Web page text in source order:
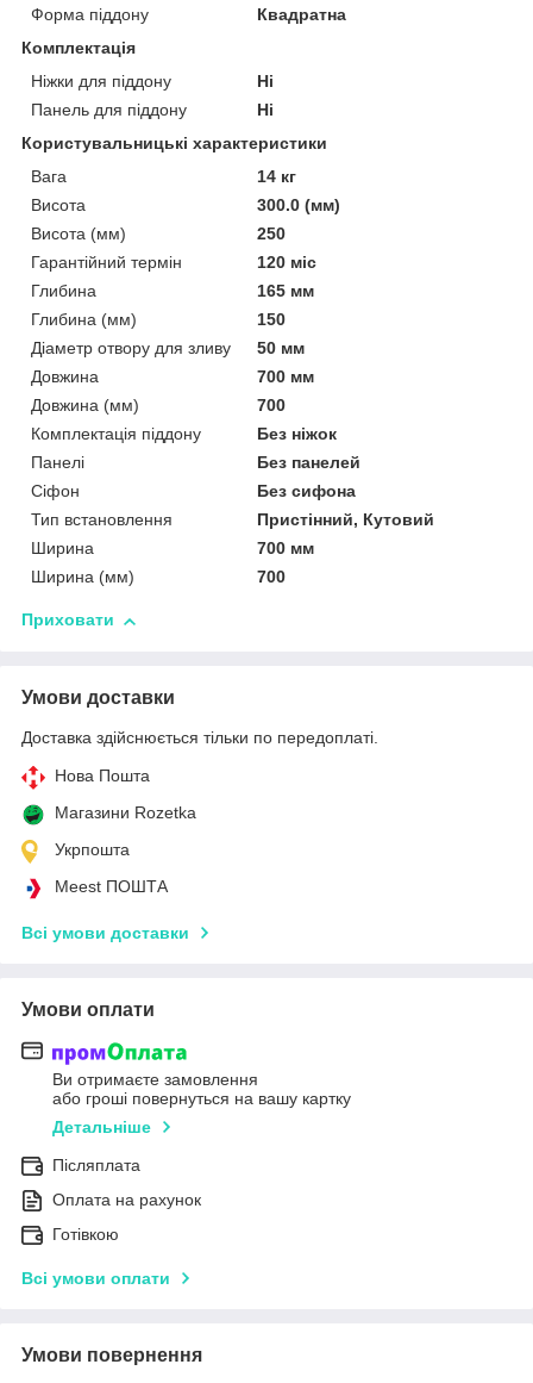
Форма піддону
Квадратна
Комплектація
Ніжки для піддону
Ні
Панель для піддону
Ні
Користувальницькі характеристики
Вага
14 кг
Висота
300.0 (мм)
Висота (мм)
250
Гарантійний термін
120 міс
Глибина
165 мм
Глибина (мм)
150
Діаметр отвору для зливу
50 мм
Довжина
700 мм
Довжина (мм)
700
Комплектація піддону
Без ніжок
Панелі
Без панелей
Сіфон
Без сифона
Тип встановлення
Пристінний, Кутовий
Ширина
700 мм
Ширина (мм)
700
Приховати
Умови доставки
Доставка здійснюється тільки по передоплаті.
Нова Пошта
Магазини Rozetka
Укрпошта
Meest ПОШТА
Всі умови доставки
Умови оплати
Ви отримаєте замовлення
або гроші повернуться на вашу картку
Детальніше
Післяплата
Оплата на рахунок
Готівкою
Всі умови оплати
Умови повернення